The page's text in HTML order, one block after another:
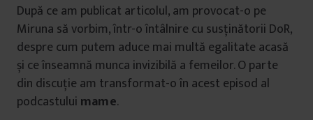
După ce am publicat articolul, am provocat-o pe
Miruna să vorbim, într-o întâlnire cu susținătorii DoR,
despre cum putem aduce mai multă egalitate acasă
și ce înseamnă munca invizibilă a femeilor. O parte
din discuție am transformat-o în acest episod al
podcastului mame.